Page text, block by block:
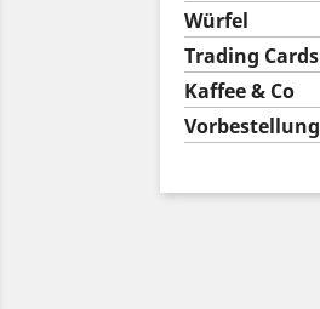
Würfel
Trading Cards
Kaffee & Co
Vorbestellung